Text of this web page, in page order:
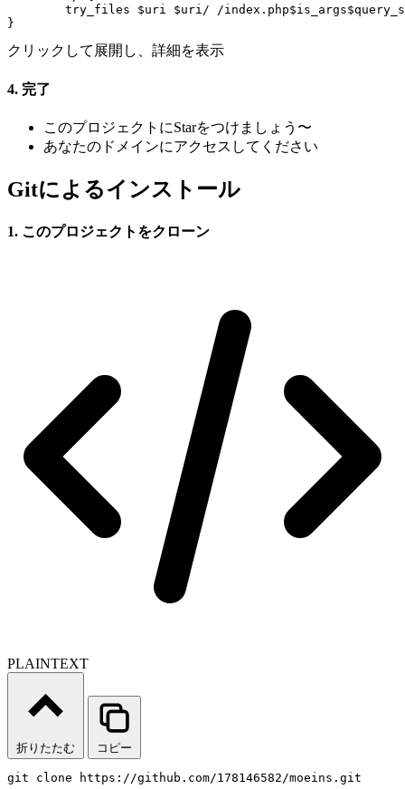
}
クリックして展開し、詳細を表示
4. 完了
このプロジェクトにStarをつけましょう〜
あなたのドメインにアクセスしてください
Gitによるインストール
1. このプロジェクトをクローン
PLAINTEXT
折りたたむ コピー
git clone https://github.com/178146582/moeins.git